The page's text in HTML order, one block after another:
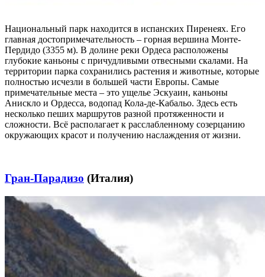
Национальный парк находится в испанских Пиренеях. Его
главная достопримечательность – горная вершина Монте-
Пердидо (3355 м). В долине реки Ордеса расположены
глубокие каньоны с причудливыми отвесными скалами. На
территории парка сохранились растения и животные, которые
полностью исчезли в большей части Европы. Самые
примечательные места – это ущелье Эскуаин, каньоны
Анискло и Ордесса, водопад Кола-де-Кабальо. Здесь есть
несколько пеших маршрутов разной протяженности и
сложности. Всё располагает к расслабленному созерцанию
окружающих красот и получению наслаждения от жизни.
Гран-Парадизо (Италия)